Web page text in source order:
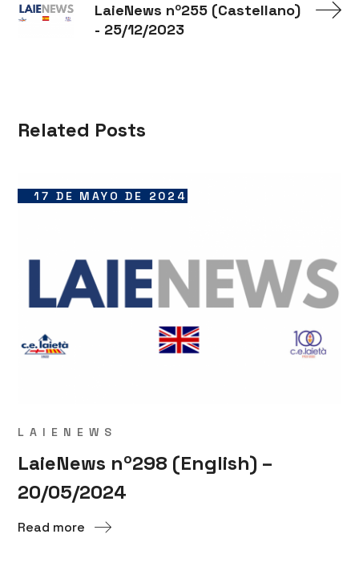
LaieNews nº255 (Castellano)
- 25/12/2023
Related Posts
17 DE MAYO DE 2024
LAIENEWS
LaieNews nº298 (English) –
20/05/2024
Read more